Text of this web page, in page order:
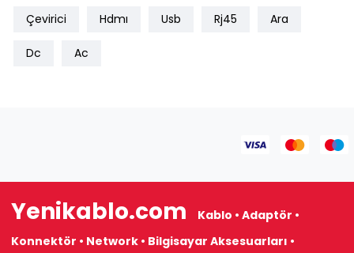
Çevirici Hdmı Usb Rj45 Ara
Dc Ac
Yenikablo.com
Kablo • Adaptör •
Konnektör • Network • Bilgisayar Aksesuarları •